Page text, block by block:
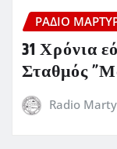
ΡΆΔΙΟ
31 Χρόνια
Σταθμός
Radio